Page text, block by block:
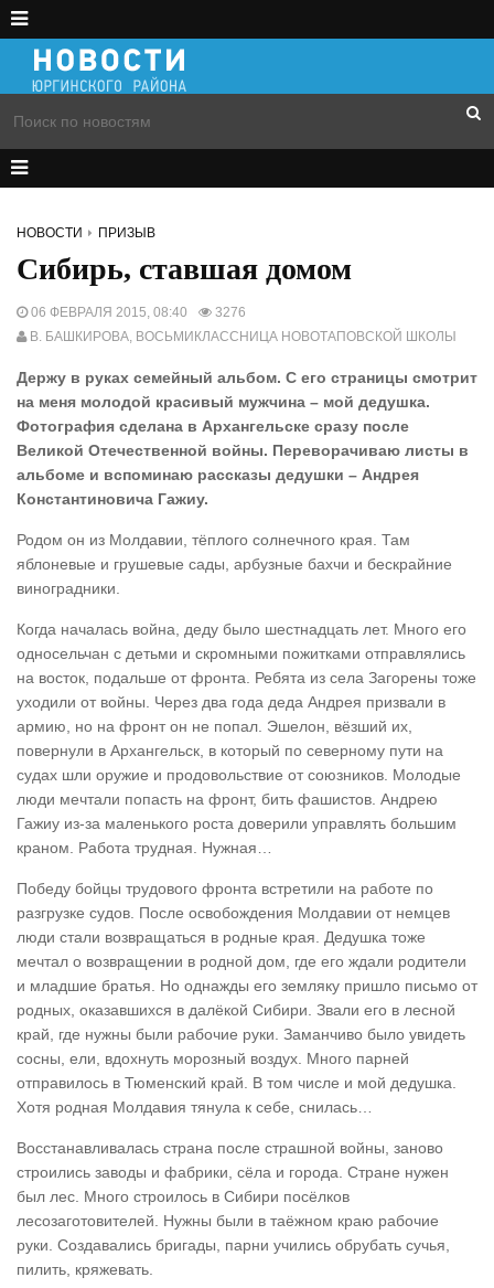
НОВОСТИ ПРИЗЫВ
Сибирь, ставшая домом
06 ФЕВРАЛЯ 2015, 08:40
3276
В. БАШКИРОВА, ВОСЬМИКЛАССНИЦА НОВОТАПОВСКОЙ ШКОЛЫ
Держу в руках семейный альбом. С его страницы смотрит
на меня молодой красивый мужчина – мой дедушка.
Фотография сделана в Архангельске сразу после
Великой Отечественной войны. Переворачиваю листы в
альбоме и вспоминаю рассказы дедушки – Андрея
Константиновича Гажиу.
Родом он из Молдавии, тёплого солнечного края. Там
яблоневые и грушевые сады, арбузные бахчи и бескрайние
виноградники.
Когда началась война, деду было шестнадцать лет. Много его
односельчан с детьми и скромными пожитками отправлялись
на восток, подальше от фронта. Ребята из села Загорены тоже
уходили от войны. Через два года деда Андрея призвали в
армию, но на фронт он не попал. Эшелон, вёзший их,
повернули в Архангельск, в который по северному пути на
судах шли оружие и продовольствие от союзников. Молодые
люди мечтали попасть на фронт, бить фашистов. Андрею
Гажиу из-за маленького роста доверили управлять большим
краном. Работа трудная. Нужная…
Победу бойцы трудового фронта встретили на работе по
разгрузке судов. После освобождения Молдавии от немцев
люди стали возвращаться в родные края. Дедушка тоже
мечтал о возвращении в родной дом, где его ждали родители
и младшие братья. Но однажды его земляку пришло письмо от
родных, оказавшихся в далёкой Сибири. Звали его в лесной
край, где нужны были рабочие руки. Заманчиво было увидеть
сосны, ели, вдохнуть морозный воздух. Много парней
отправилось в Тюменский край. В том числе и мой дедушка.
Хотя родная Молдавия тянула к себе, снилась…
Восстанавливалась страна после страшной войны, заново
строились заводы и фабрики, сёла и города. Стране нужен
был лес. Много строилось в Сибири посёлков
лесозаготовителей. Нужны были в таёжном краю рабочие
руки. Создавались бригады, парни учились обрубать сучья,
пилить, кряжевать.